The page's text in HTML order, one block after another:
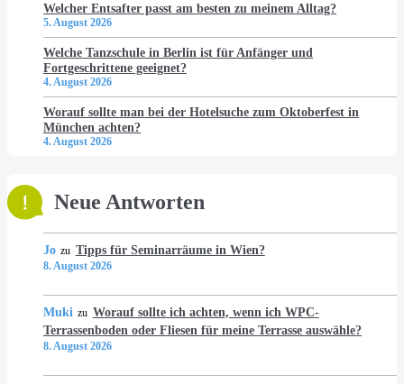
Welcher Entsafter passt am besten zu meinem Alltag?
5. August 2026
Welche Tanzschule in Berlin ist für Anfänger und
Fortgeschrittene geeignet?
4. August 2026
Worauf sollte man bei der Hotelsuche zum Oktoberfest in
München achten?
4. August 2026
Neue Antworten
Jo zu Tipps für Seminarräume in Wien?
8. August 2026
Muki zu Worauf sollte ich achten, wenn ich WPC-
Terrassenboden oder Fliesen für meine Terrasse auswähle?
8. August 2026